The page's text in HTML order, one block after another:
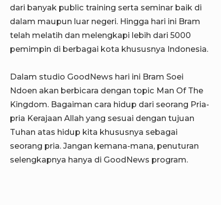
dari banyak public training serta seminar baik di
dalam maupun luar negeri. Hingga hari ini Bram
telah melatih dan melengkapi lebih dari 5000
pemimpin di berbagai kota khususnya Indonesia.
Dalam studio GoodNews hari ini Bram Soei
Ndoen akan berbicara dengan topic Man Of The
Kingdom. Bagaiman cara hidup dari seorang Pria-
pria Kerajaan Allah yang sesuai dengan tujuan
Tuhan atas hidup kita khususnya sebagai
seorang pria. Jangan kemana-mana, penuturan
selengkapnya hanya di GoodNews program.